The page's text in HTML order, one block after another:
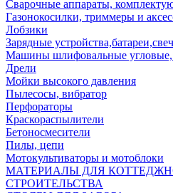
Сварочные аппараты,
Газонокосилки, триммеры и
Лобзики
Зарядные
Машины шлифовальные угловые,
Дрели
Мойки высокого давления
Пылесосы, вибратор
Перфораторы
Краскораспылители
Бетоносмесители
Пилы, цепи
Мотокультиваторы и мотоблоки
МАТЕРИАЛЫ ДЛЯ
СТРОИТЕЛЬСТВА